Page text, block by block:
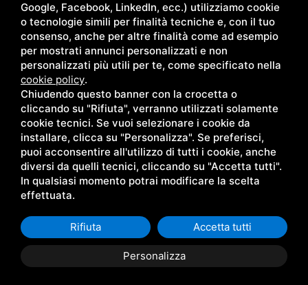
Questo sito è protetto da Google reCAPTCHA v3, Privacy Policye
Servicedi Google .
Italiano (IT)
Google, Facebook, LinkedIn, ecc.) utilizziamo cookie
o tecnologie simili per finalità tecniche e, con il tuo
consenso, anche per altre finalità come ad esempio
per mostrati annunci personalizzati e non
personalizzati più utili per te, come specificato nella
cookie policy.
Chiudendo questo banner con la crocetta o
cliccando su "Rifiuta", verranno utilizzati solamente
cookie tecnici. Se vuoi selezionare i cookie da
installare, clicca su "Personalizza". Se preferisci,
puoi acconsentire all'utilizzo di tutti i cookie, anche
diversi da quelli tecnici, cliccando su "Accetta tutti".
In qualsiasi momento potrai modificare la scelta
effettuata.
Personalizza
Rifiuta Accetta tutti